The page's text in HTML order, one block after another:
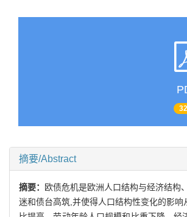
摘要/Abstract
摘要： 欧债危机是欧洲人口结构与经济结构
迷和债台高筑,并使得人口结构性变化的影